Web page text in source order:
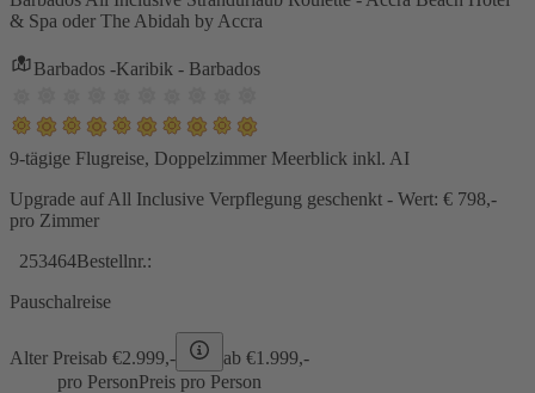
& Spa oder The Abidah by Accra
Barbados -Karibik - Barbados
9-tägige Flugreise, Doppelzimmer Meerblick inkl. AI
Upgrade auf All Inclusive Verpflegung geschenkt - Wert: € 798,-
pro Zimmer
253464Bestellnr.:
Pauschalreise
Alter Preisab €2.999,- ab €1.999,-
pro PersonPreis pro Person